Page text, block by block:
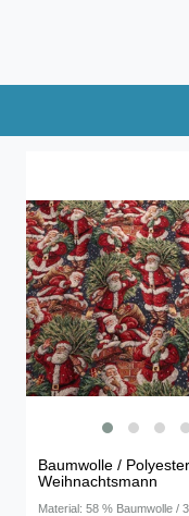
Baumwolle /
Weihnachtsmann
Material: 58 % Baumwolle /